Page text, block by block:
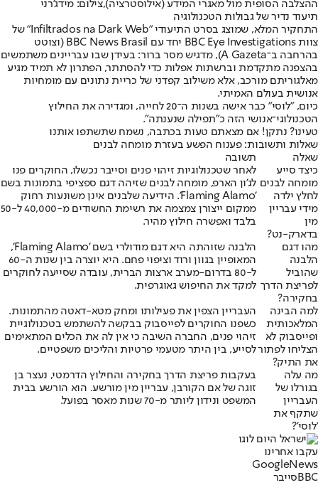
ההצלבה הסופית מול מאגרי המידע (אילוסטרציה),צילום: מידג'רני
תיעוד נדיר של גבולות הטכנולוגיה
התחקיר המלא, שמוצג בסרט התיעודי "Infiltrados na Dark Web" של
צוות BBC Eye Investigations יחד עם BBC News Brasil (וצוטט
בהרחבה ב־A Gazeta), מדגיש מסר ברור: בעידן שבו עבריינים משתמשים
בהצפנה מתקדמת וברשתות אפלות כדי להסתתר, הפתרון לא תמיד מגיע
מאלגוריתם מורכב, אלא משילוב קפדני של כריית נתונים עם מומחיות
אנושית בעולם האמיתי.
כיום, "לוסי" כבר אישה בשנות ה־20 לחייה, ומגדירה את החילוץ
הטכנולוגי־אנושי הזה כ"תפילה שנענתה".
טעינו? נתקן! אם מצאתם טעות בכתבה, נשמח שתשתפו אותנו
שאלות ותשובות: פענוח הפשע בעזרת מומחה לבנים
שאלה
תשובה
כיצד סייע
מומחה לבנים
לחלץ ילדה
מידי עבריין
מין
בדארק-נט?
לאחר שטכנולוגיות זיהוי פנים וסייבר נכשלו, החוקרים פנו
לג'ון הארפ, מומחה לבנים שזיהה דגם ספציפי בתמונות בשם
'Flaming Alamo'. הידיעה שלבנים אינן משונעות רחוק
ממקום ייצורן צמצמה את רשימת החשודים מ-40,000 ל-50
בלבד ואפשרה חילוץ מהיר.
מהו דגם
הלבנה
שהוביל
לפריצת הדרך
בחקירה?
הלבנה שזוהתה היא דגם מודולרי בשם 'Flaming Alamo',
המאופיין בגוון ורוד וציפוי פחם. היא יוצרה בין שנות ה-60
ל-80 בדרום-מערב ארצות הברית, עובדה שסייעה לחוקרים
למקד את החיפוש גאוגרפית.
למה הבינה
המלאכותית
ופייסבוק לא
הצליחו לפתור
את התיק?
העבריין הצפין את פעילותו ומחק מטא-דאטה מהתמונות.
כשפנו החוקרים לפייסבוק בבקשה להשתמש בטכנולוגיית
זיהוי פנים, החברה השיבה כי אין לה את הכלים המתאימים
לסייע, בין היתר מטעמי פרטיות והליכים משפטיים.
מה עלה
בגורלו של
העבריין
שתקף את
'לוסי'?
בעקבות פריצת הדרך בחקירה והחילוץ הדרמטי, נעצר בן
זוגה של אם הקורבן, עבריין מין מורשע. הוא הורשע בבית
המשפט ונידון ליותר מ-70 שנות מאסר בפועל.
עקבו אחרינו
Googl eNews
BBCסייבר